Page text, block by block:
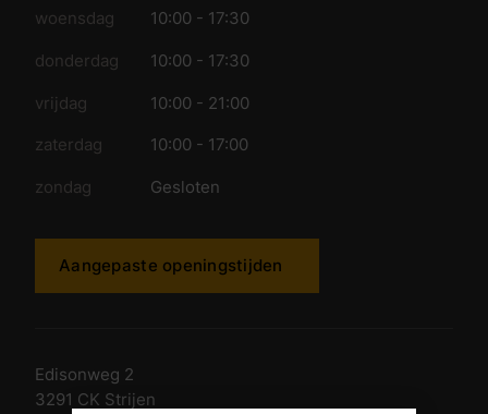
woensdag 10:00 - 17:30
donderdag 10:00 - 17:30
vrijdag 10:00 - 21:00
zaterdag 10:00 - 17:00
zondag Gesloten
Aangepaste openingstijden
Edisonweg 2
3291 CK Strijen